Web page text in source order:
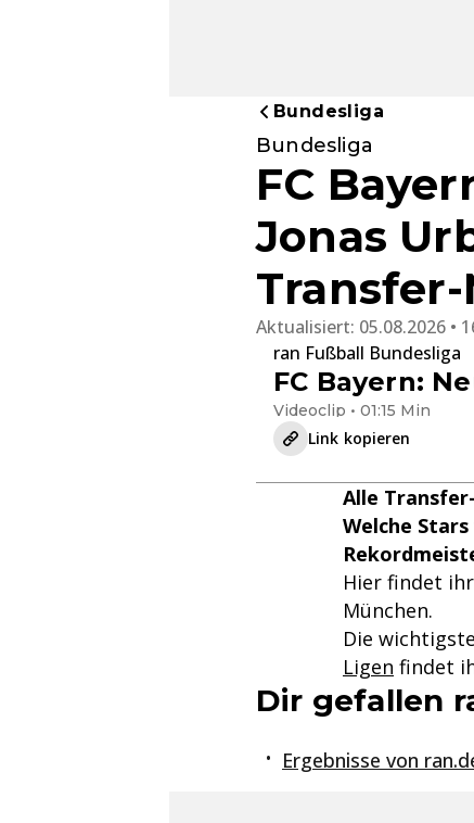
Bundesliga
Bundesliga
FC
Jonas
Aktualisiert: 05.08.2026 •
ran Fußball Bundesliga
FC Bayern:
Videoclip • 01:15 Min
Link kopieren
Alle
Welche
Hier findet
München.
Die
Ligen findet
Dir gefallen
Ergebnisse von